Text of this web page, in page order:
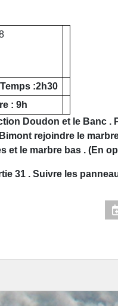
:2h30
: 9h
Doudon et le Banc
rejoindre le
et le marbre bas . (En
31 . Suivre les